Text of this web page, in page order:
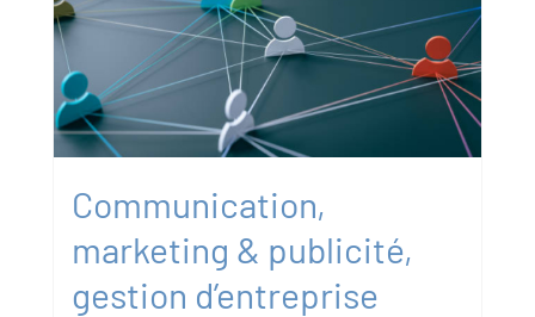
Communication,
marketing & publicité,
gestion d’entreprise